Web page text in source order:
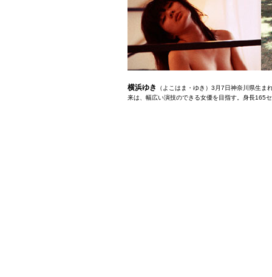
横浜ゆき
（よこはま・ゆき）3月7日神奈川県生
来は、幅広い演技のできる女優を目指す。身長165